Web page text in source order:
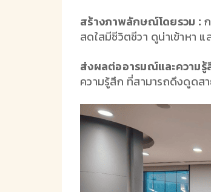
สร้างภาพลักษณ์โดยรวม :
สดใสมีชีวิตชีวา ดูน่าเข้าหา
ส่งผลต่ออารมณ์และความรู้
ความรู้สึก ที่สามารถดึงดูดส